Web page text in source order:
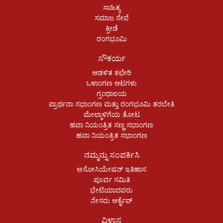
ಸಾಹಿತ್ಯ
ಸಮಾಜ ಸೇವೆ
ಕ್ರೀಡೆ
ರಂಗಭೂಮಿ
ಸೌಕರ್ಯ
ಆಡಳಿತ ಕಛೇರಿ
ಒಳಾಂಗಣ ಆಟಗಳು
ಗ್ರಂಥಾಲಯ
ಪ್ರಾರ್ಥನಾ ಸಭಾಂಗಣ ಮತ್ತು ರಂಗಭೂಮಿ ತರಬೇತಿ
ಮೇಲ್ಮಾಳಿಗೆಯ ತೋಟ
ಹವಾ ನಿಯಂತ್ರಿತ ಸಣ್ಣ ಸಭಾಂಗಣ
ಹವಾ ನಿಯಂತ್ರಿತ ಸಭಾಂಗಣ
ನಮ್ಮನ್ನು ಸಂಪರ್ಕಿಸಿ
ಅಸೋಸಿಯೇಷನ್ ಇತಿಹಾಸ
ಪೂರ್ವ ಸಮಿತಿ
ಭೇಟಿಯಾದವರು
ನೇಸರು ಆರ್ಕೈವ್
ವಿಳಾಸ